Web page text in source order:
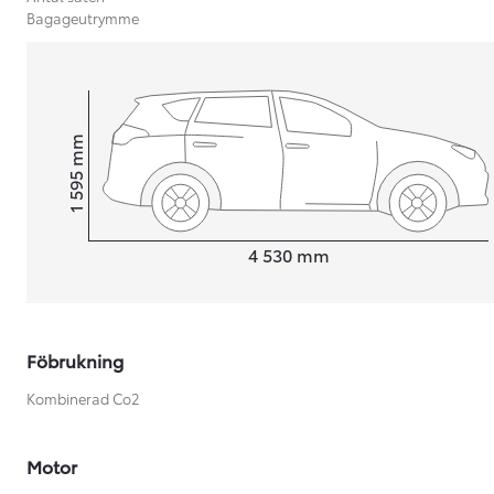
Från 599 900 kr
HYBRID
Bagageutrymme
4 530 mm
Height1 595
mm
Föbrukning
Kombinerad Co2
Motor